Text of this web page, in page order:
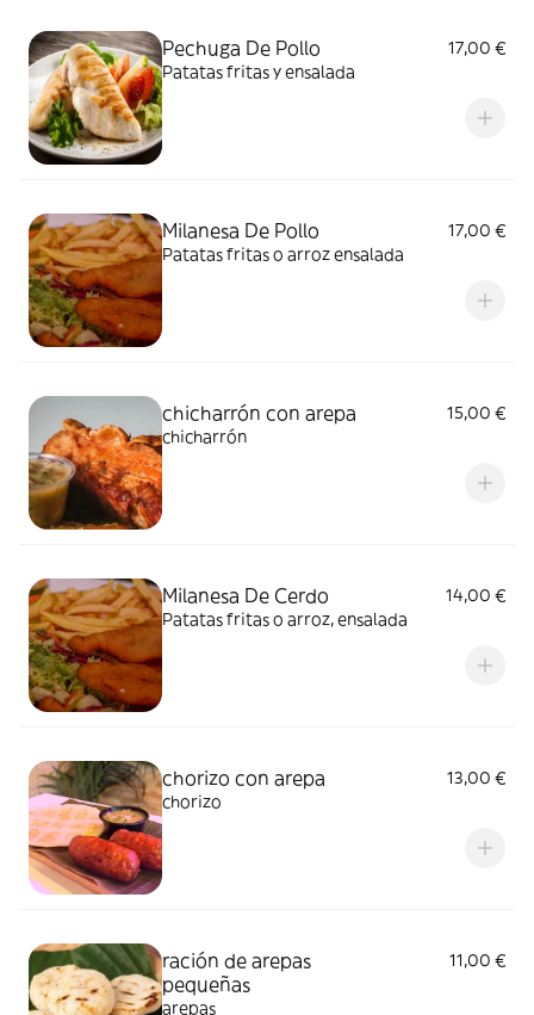
Pechuga De Pollo
17,00 €
Patatas fritas y ensalada
Milanesa De Pollo
17,00 €
Patatas fritas o arroz ensalada
chicharrón con arepa
15,00 €
chicharrón
Milanesa De Cerdo
14,00 €
Patatas fritas o arroz, ensalada
chorizo con arepa
13,00 €
chorizo
ración de arepas
pequeñas
11,00 €
arepas